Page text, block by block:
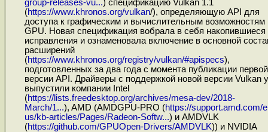
group-releases-vu...) спецификацию Vulkan 1.1
(https://www.khronos.org/vulkan/), определяющую API для
доступа к графическим и вычислительным возможностям
GPU. Новая спецификация вобрала в себя накопившиеся
исправления и ознаменовала включение в основной
расширений
(https://www.khronos.org/registry/vulkan/#apispecs),
подготовленных за два года с момента публикации первой
версии API. Драйверы с поддержкой новой версии Vulkan
выпустили компании Intel
(https://lists.freedesktop.org/archives/mesa-dev/2018-
March/1...), AMD (AMDGPU-PRO (https://support.amd.com/
us/kb-articles/Pages/Radeon-Softw...) и AMDVLK
(https://github.com/GPUOpen-Drivers/AMDVLK)) и NVIDIA